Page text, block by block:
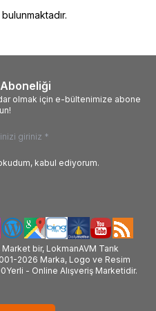
olmak için e-bültenimize abone
kabul ediyorum.
bir, LokmanAVM Tarık
2026 Marka, Logo ve Resim
- Online Alışveriş Marketidir.